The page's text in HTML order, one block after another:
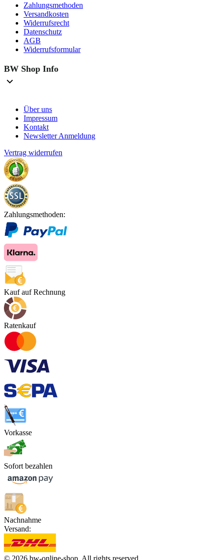
Zahlungsmethoden
Versandkosten
Widerrufsrecht
Datenschutz
AGB
Widerrufsformular
BW Shop Info
Über uns
Impressum
Kontakt
Newsletter Anmeldung
Vertrag widerrufen
Zahlungsmethoden:
Kauf auf Rechnung
Ratenkauf
Vorkasse
Sofort bezahlen
Nachnahme
Versand:
© 2026 bw-online-shop. All rights reserved.